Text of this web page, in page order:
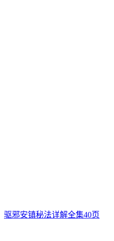
驱邪安镇秘法详解全集40页